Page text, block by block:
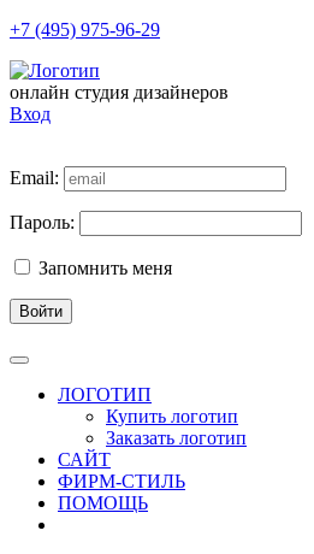
+7 (495) 975-96-29
онлайн студия дизайнеров
Вход
Email:
Пароль:
Запомнить меня
Войти
ЛОГОТИП
Купить логотип
Заказать логотип
САЙТ
ФИРМ-СТИЛЬ
ПОМОЩЬ